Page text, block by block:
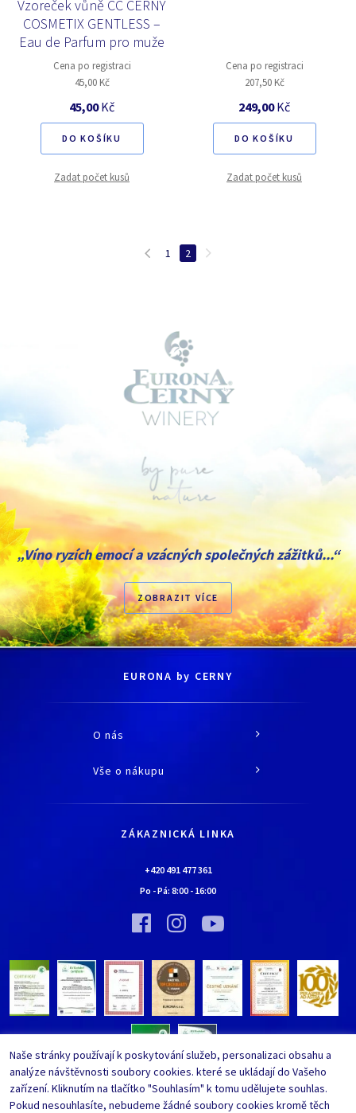
Vzoreček vůně CC CERNY
COSMETIX GENTLESS –
Eau de Parfum pro muže
Cena po registraci
45,00 Kč
45,00Kč
DO KOŠÍKU
Zadat počet kusů
Cena po registraci
207,50 Kč
249,00Kč
DO KOŠÍKU
Zadat počet kusů
1 2
„Víno ryzích emocí a vzácných společných zážitků...“
ZOBRAZIT VÍCE
EURONA by CERNY
O nás
O společnosti
Kontaktní údaje
Bylo nebylo…
Vinný sklípek EURONA by Cerny
Bylo nebylo…
Vše o nákupu
Jak nakupovat
Nejčastěji kladené dotazy
Upravit nastavení ochrany
Whistleblowing
ZÁKAZNICKÁ LINKA
+420 491 477 361
Po - Pá: 8:00 - 16:00
Naše stránky používají k poskytování služeb, personalizaci obsahu a
analýze návštěvnosti soubory cookies. které se ukládají do Vašeho
zařízení. Kliknutím na tlačítko "Souhlasím" k tomu udělujete souhlas.
Pokud nesouhlasíte, nebudeme žádné soubory cookies kromě těch